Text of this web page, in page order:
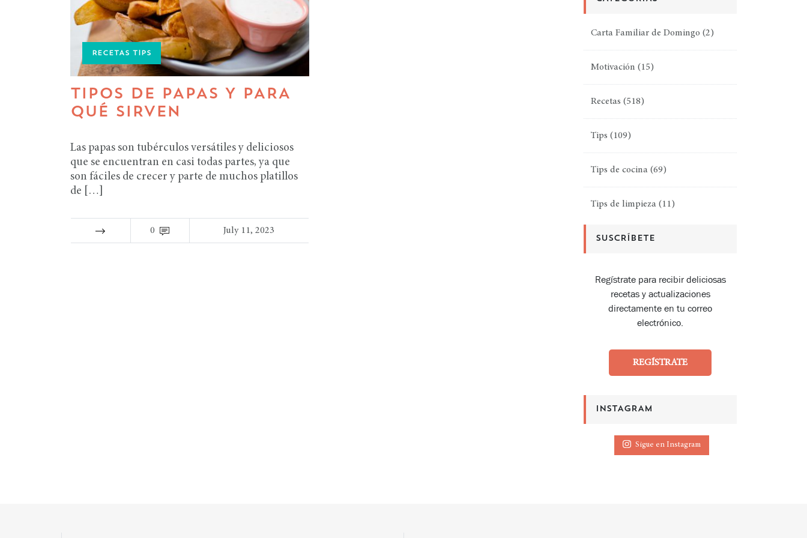
RECETAS TIPS
TIPOS DE PAPAS Y PARA
QUÉ SIRVEN
Las papas son tubérculos versátiles y deliciosos
que se encuentran en casi todas partes, ya que
son fáciles de crecer y parte de muchos platillos
de […]
0 July 11, 2023
Carta Familiar de Domingo (2)
Motivación (15)
Recetas (518)
Tips (109)
Tips de cocina (69)
Tips de limpieza (11)
SUSCRÍBETE
Regístrate para recibir deliciosas
recetas y actualizaciones
directamente en tu correo
electrónico.
REGÍSTRATE
INSTAGRAM
Sigue en Instagram